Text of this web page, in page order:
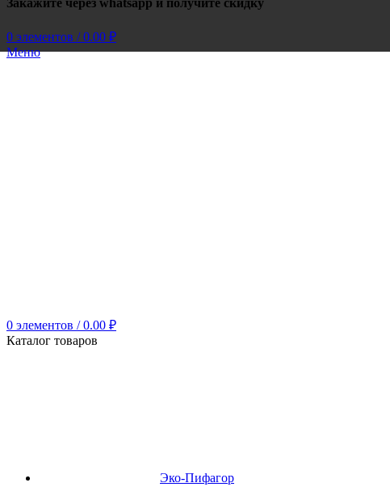
Закажите через whatsapp и получите скидку
0 элементов / 0.00 ₽
Меню
0 элементов / 0.00 ₽
Каталог товаров
Эко-Пифагор